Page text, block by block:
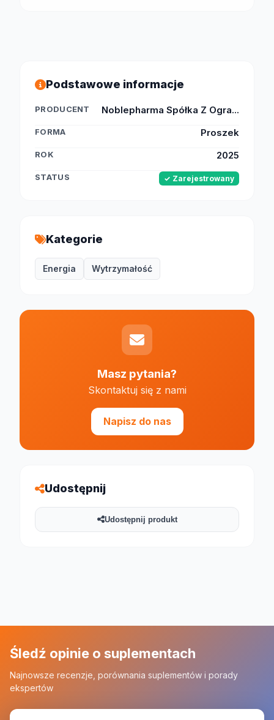
Podstawowe informacje
PRODUCENT Noblepharma Spółka Z Ogra...
FORMA Proszek
ROK 2025
STATUS ✓ Zarejestrowany
Kategorie
Energia Wytrzymałość
Masz pytania?
Skontaktuj się z nami
Napisz do nas
Udostępnij
Udostępnij produkt
Śledź opinie o suplementach
Najnowsze recenzje, porównania suplementów i porady
ekspertów